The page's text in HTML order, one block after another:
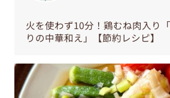
火を使わず10分！鶏むね肉入り
りの中華和え」【節約レシピ】